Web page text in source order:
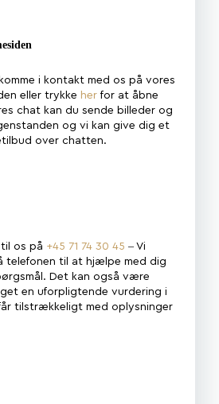
i kontakt med os på vores
eller trykke her for at åbne
chat kan du sende billeder og
og vi kan give dig et
over chatten.
os på +45 71 74 30 45 – Vi
telefonen til at hjælpe med dig
Det kan også være
en uforpligtende vurdering i
tilstrækkeligt med oplysninger